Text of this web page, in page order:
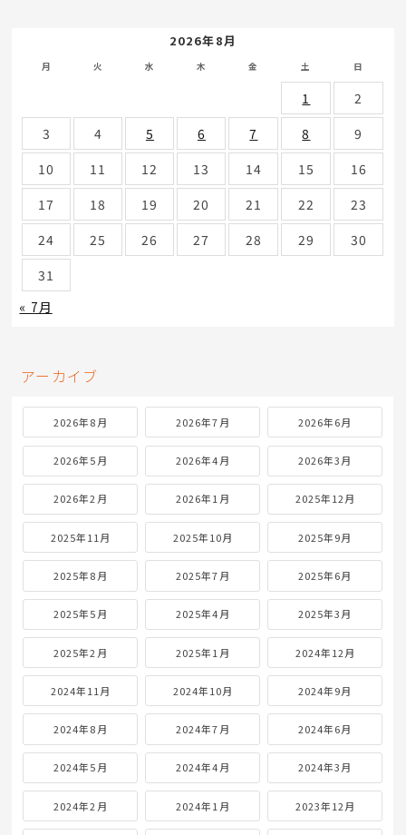
2026年8月
月 火 水 木 金 土 日
1
2
3
4 5 6 7 8
9
10
11 12 13 14 15
16
17
18 19 20 21 22
23
24
25 26 27 28 29
30
31
« 7月
アーカイブ
2026年8月 2026年7月 2026年6月
2026年5月 2026年4月 2026年3月
2026年2月 2026年1月 2025年12月
2025年11月 2025年10月 2025年9月
2025年8月 2025年7月 2025年6月
2025年5月 2025年4月 2025年3月
2025年2月 2025年1月 2024年12月
2024年11月 2024年10月 2024年9月
2024年8月 2024年7月 2024年6月
2024年5月 2024年4月 2024年3月
2024年2月 2024年1月 2023年12月